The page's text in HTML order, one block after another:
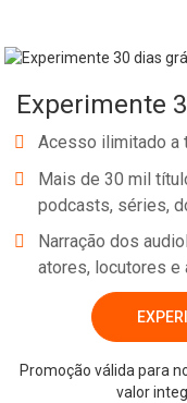
Experimente
Acesso ilimitado a
Mais de 30 mil
podcasts, séries,
Narração dos
atores, locutores e
Promoção válida para
valor